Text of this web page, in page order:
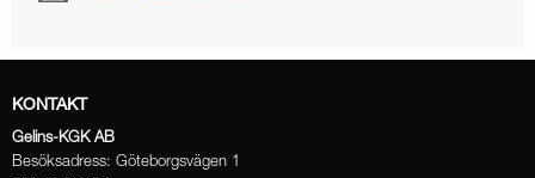
KONTAKT
Gelins-KGK AB
Besöksadress: Göteborgsvägen 1